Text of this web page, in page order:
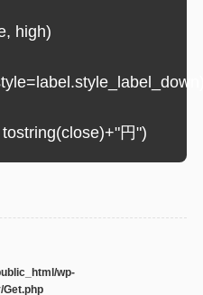
high)
円")
wp-